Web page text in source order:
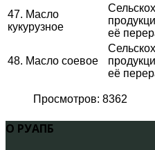
47. Масло
кукурузное
её
48. Масло соевое
её
Просмотров: 8362
О РУАПБ